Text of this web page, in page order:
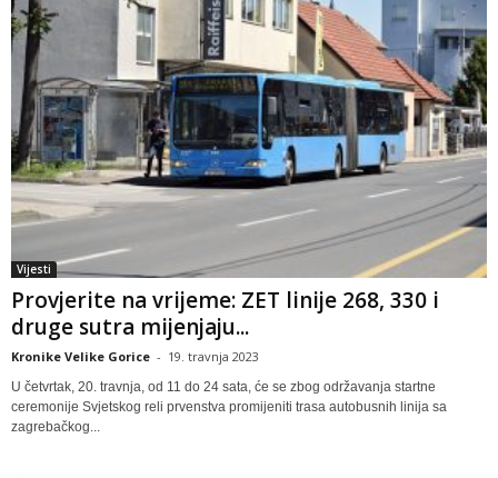
Vijesti
Provjerite na vrijeme: ZET linije 268, 330 i
druge sutra mijenjaju...
Kronike Velike Gorice - 19. travnja 2023
U četvrtak, 20. travnja, od 11 do 24 sata, će se zbog održavanja startne
ceremonije Svjetskog reli prvenstva promijeniti trasa autobusnih linija sa
zagrebačkog...